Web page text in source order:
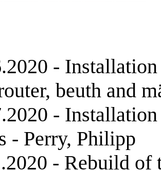
-
beuth and
-
- Perry, Philipp
- Rebuild of